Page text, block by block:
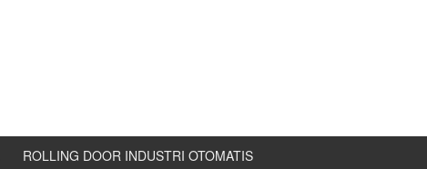
ROLLING DOOR INDUSTRI OTOMATIS